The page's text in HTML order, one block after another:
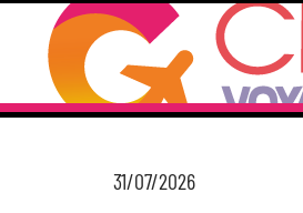
31/07/2026